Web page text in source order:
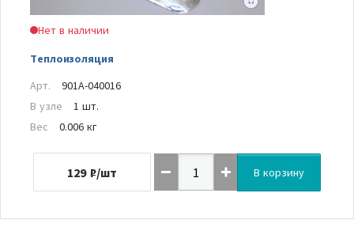
Нет в наличии
Теплоизоляция
Арт.
901A-040016
В узле
1 шт.
Вес
0.006 кг
129 ₽/шт В корзину